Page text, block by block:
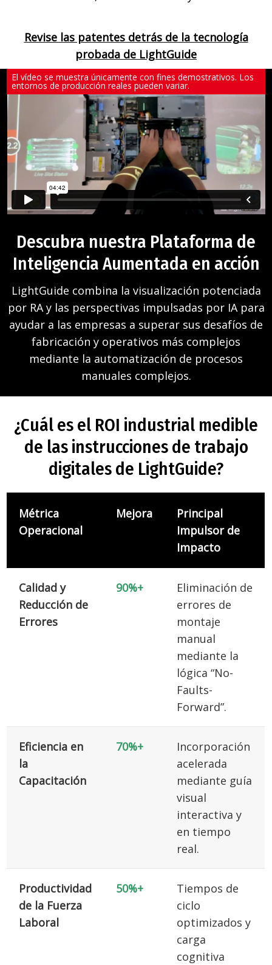
Revise las patentes detrás de la tecnología
probada de LightGuide
El vídeo se muestra únicamente con fines demostrativos. Los
entornos de producción reales pueden variar.
Descubra nuestra Plataforma de
Inteligencia Aumentada en acción
LightGuide combina la visualización potenciada
por RA y las perspectivas impulsadas por IA para
ayudar a las empresas a superar sus desafíos de
fabricación y operativos más complejos
mediante la automatización de procesos
manuales complejos.
¿Cuál es el ROI industrial medible
de las instrucciones de trabajo
digitales de LightGuide?
Métrica
Operacional
Mejora
Principal
Impulsor de
Impacto
Calidad y
Reducción de
Errores
90%+
Eliminación de
errores de
montaje
manual
mediante la
lógica “No-
Faults-
Forward”.
Eficiencia en
la
Capacitación
70%+
Incorporación
acelerada
mediante guía
visual
interactiva y
en tiempo
real.
Productividad
de la Fuerza
Laboral
50%+
Tiempos de
ciclo
optimizados y
carga
cognitiva